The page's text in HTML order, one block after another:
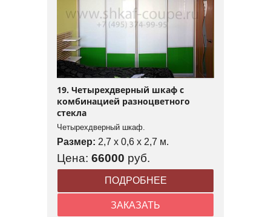
19. Четырехдверный шкаф с
комбинацией разноцветного
стекла
Четырехдверный шкаф.
Размер: 2,7 x 0,6 x 2,7 м.
Цена: 66000 руб.
ПОДРОБНЕЕ
ЗАКАЗАТЬ